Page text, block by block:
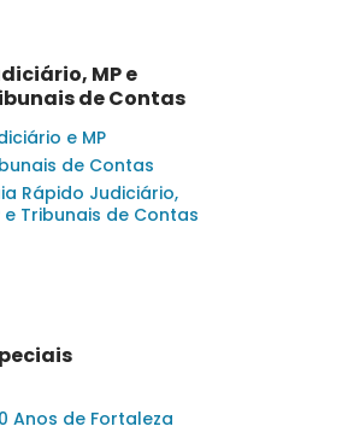
MP e
de Contas
e MP
de Contas
Rápido Judiciário,
e Tribunais de Contas
Anos de Fortaleza